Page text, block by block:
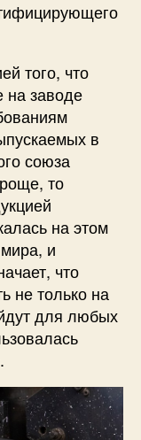
того, что
на заводе
в
союза
то
на этом
и
что
не только на
для любых